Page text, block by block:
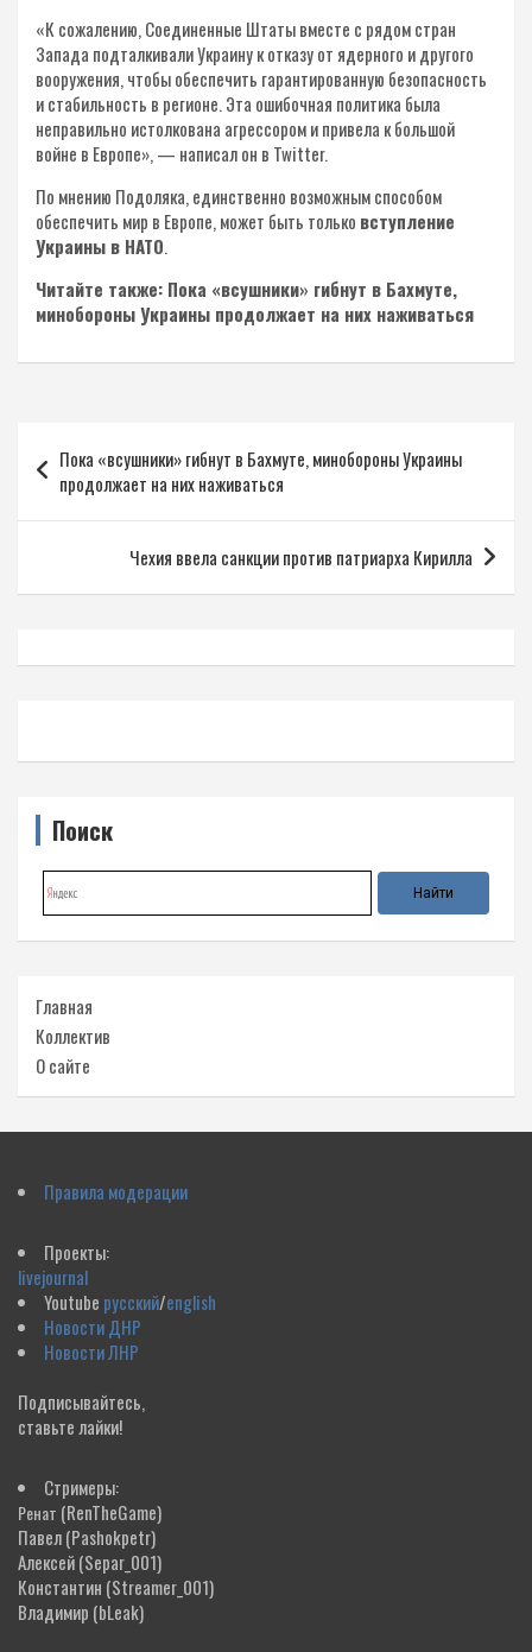
«К сожалению, Соединенные Штаты вместе с рядом стран
Запада подталкивали Украину к отказу от ядерного и другого
вооружения, чтобы обеспечить гарантированную безопасность
и стабильность в регионе. Эта ошибочная политика была
неправильно истолкована агрессором и привела к большой
войне в Европе», — написал он в Twitter.
По мнению Подоляка, единственно возможным способом
обеспечить мир в Европе, может быть только вступление
Украины в НАТО.
Читайте также: Пока «всушники» гибнут в Бахмуте,
минобороны Украины продолжает на них наживаться
по
записям
Пока «всушники» гибнут в Бахмуте, минобороны Украины
продолжает на них наживаться
Чехия ввела санкции против патриарха Кирилла
Поиск
Главная
Коллектив
О сайте
Правила модерации
Проекты:
livejournal
Youtube русский/english
Новости ДНР
Новости ЛНР
Подписывайтесь,
ставьте лайки!
Стримеры:
Ренат (RenTheGame)
Павел(Pashokpetr)
Алексей(Separ_001)
Константин (Streamer_001)
Владимир (bLeak)